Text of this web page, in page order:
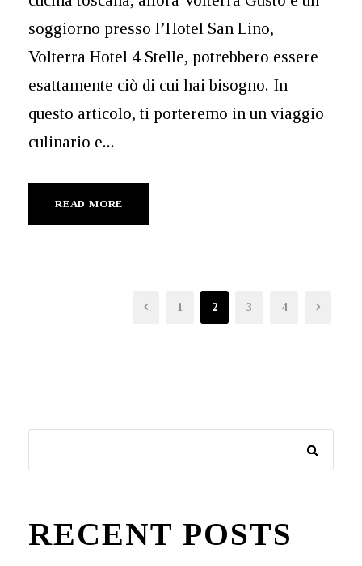
soggiorno presso l’Hotel San Lino,
Volterra Hotel 4 Stelle, potrebbero essere
esattamente ciò di cui hai bisogno. In
questo articolo, ti porteremo in un viaggio
culinario e...
READ MORE
1 2 3 4
RECENT POSTS